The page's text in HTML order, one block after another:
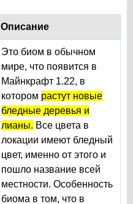
Описание
Это биом в обычном
мире, что появится в
Майнкрафт 1.22, в
котором растут новые
бледные деревья и
лианы. Все цвета в
локации имеют бледный
цвет, именно от этого и
пошло название всей
местности. Особенность
биома в том, что в